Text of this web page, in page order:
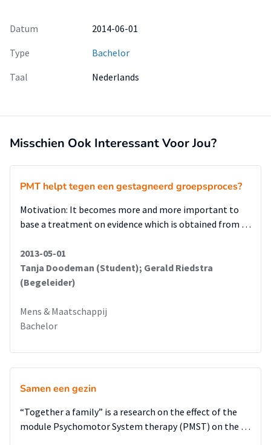
Datum
2014-06-01
Type
Bachelor
Taal
Nederlands
Misschien Ook Interessant Voor Jou?
PMT helpt tegen een gestagneerd groepsproces?
Motivation: It becomes more and more important to
base a treatment on evidence which is obtained from …
2013-05-01
Tanja Doodeman (Student); Gerald Riedstra
(Begeleider)
Mens & Maatschappij
Bachelor
Samen een gezin
“Together a family” is a research on the effect of the
module Psychomotor System therapy (PMST) on the …